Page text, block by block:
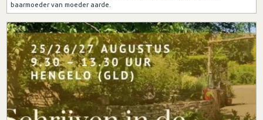
baarmoeder van moeder aarde.